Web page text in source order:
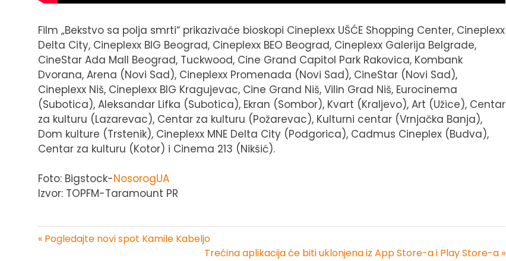
Film „Bekstvo sa polja smrti“ prikazivaće bioskopi Cineplexx UŠĆE Shopping Center, Cineplexx
Delta City, Cineplexx BIG Beograd, Cineplexx BEO Beograd, Cineplexx Galerija Belgrade,
CineStar Ada Mall Beograd, Tuckwood, Cine Grand Capitol Park Rakovica, Kombank
Dvorana, Arena (Novi Sad), Cineplexx Promenada (Novi Sad), CineStar (Novi Sad),
Cineplexx Niš, Cineplexx BIG Kragujevac, Cine Grand Niš, Vilin Grad Niš, Eurocinema
(Subotica), Aleksandar Lifka (Subotica), Ekran (Sombor), Kvart (Kraljevo), Art (Užice), Centar
za kulturu (Lazarevac), Centar za kulturu (Požarevac), Kulturni centar (Vrnjačka Banja),
Dom kulture (Trstenik), Cineplexx MNE Delta City (Podgorica), Cadmus Cineplex (Budva),
Centar za kulturu (Kotor) i Cinema 213 (Nikšić).
Foto: Bigstock-NosorogUA
Izvor: TOPFM-Taramount PR
« Pogledajte novi spot Kamile Kabeljo
Trećina aplikacija će biti uklonjena iz App Store-a i Play Store-a »